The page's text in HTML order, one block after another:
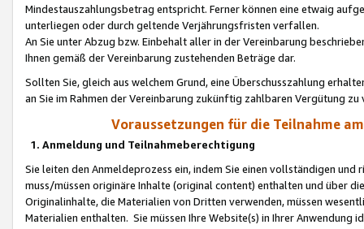
Mindestauszahlungsbetrag entspricht. Ferner können eine etwaig
unterliegen oder durch geltende Verjährungsfristen verfallen.
An Sie unter Abzug bzw. Einbehalt aller in der Vereinbarung
Ihnen gemäß der Vereinbarung zustehenden Beträge dar.
Sollten Sie, gleich aus welchem Grund, eine Überschusszahlung
an Sie im Rahmen der Vereinbarung zukünftig zahlbaren Vergütung zu
Voraussetzungen für die Teilnahme
1. Anmeldung und Teilnahmeberechtigung
Sie leiten den Anmeldeprozess ein, indem Sie einen vollständigen
muss/müssen originäre Inhalte (original content) enthalten und über
Originalinhalte, die Materialien von Dritten verwenden, müssen
Materialien enthalten. Sie müssen Ihre Website(s) in Ihrer Anwendung